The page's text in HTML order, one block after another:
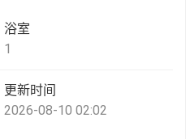
浴室
1
更新时间
2026-08-10 02:02